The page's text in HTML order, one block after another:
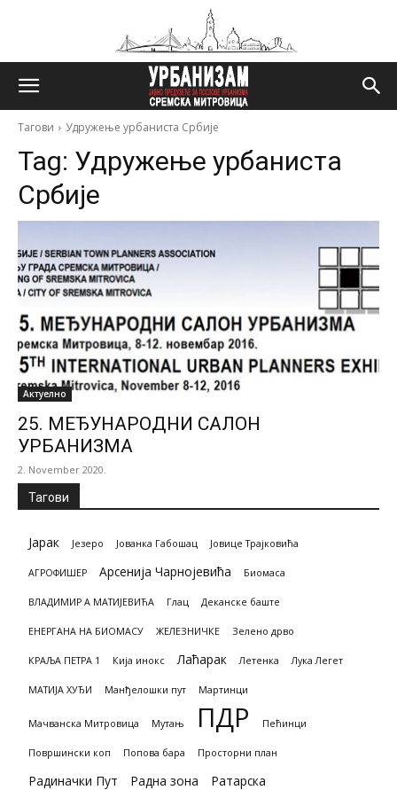
Тагови Удружење урбаниста Србије
Tag: Удружење урбаниста
Србије
Актуелно
25. МЕЂУНАРОДНИ САЛОН
УРБАНИЗМА
2. November 2020.
Тагови
Јарак Језеро Јованка Габошац Јовице Трајковића
АГРОФИШЕР Арсенија Чарнојевића Биомасa
ВЛАДИМИР А МАТИЈЕВИЋА Глац Деканске баште
ЕНЕРГАНА НА БИОМАСУ ЖЕЛЕЗНИЧКЕ Зелено дрво
КРАЉА ПЕТРА 1 Кија инокс Лаћарак Летенка Лука Легет
МАТИЈА ХУЂИ Манђелошки пут Мартинци
Мачванска Митровица Мутањ ПДР Пећинци
Површински коп Попова бара Просторни план
Радиначки Пут Радна зона Ратарска